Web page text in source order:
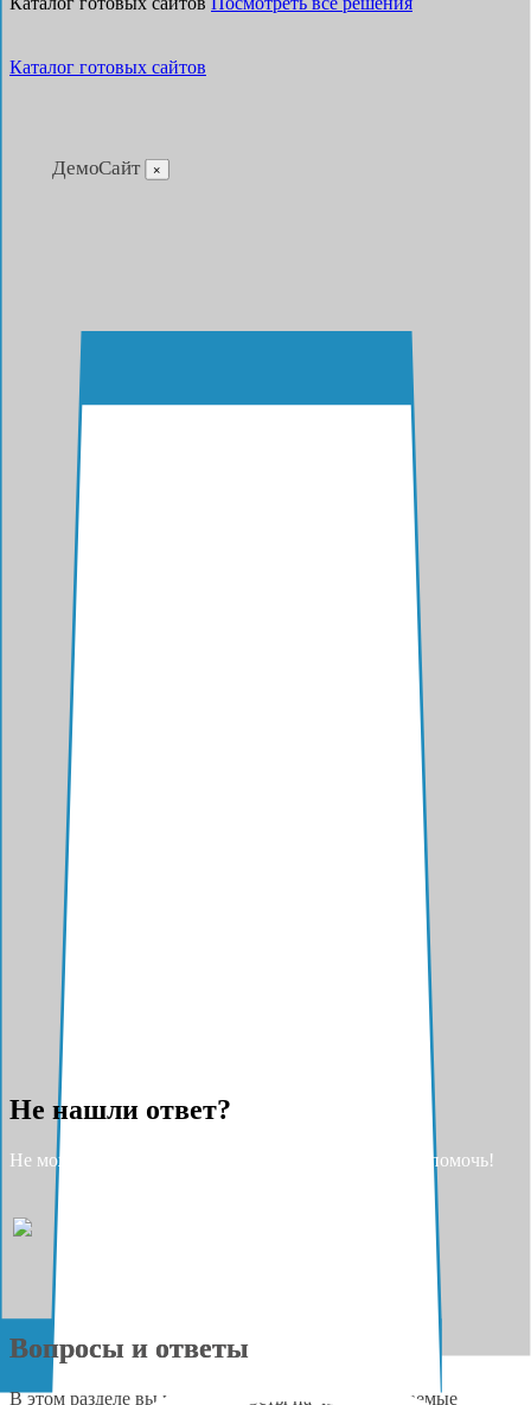
Каталог готовых сайтов
ДемоСайт ×
Не нашли ответ?
Не можете найти ответ на свой вопрос? Разрешите помочь!
Вопросы и ответы
В этом разделе вы найдёте ответы на часто задаваемые